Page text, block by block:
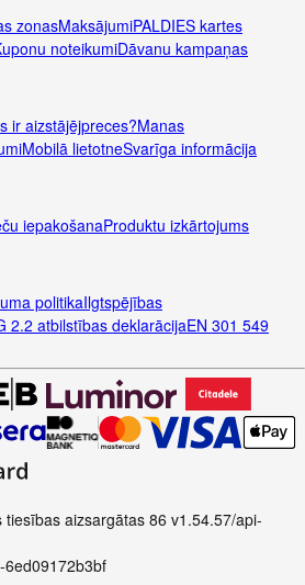
zonasMaksājumiPALDIES kartes
noteikumiDāvanu kampaņas
ir aizstājējpreces?Manas
Mobilā lietotneSvarīga informācija
iepakošanaProduktu izkārtojums
politikaIlgtspējības
2.2 atbilstības deklarācijaEN 301 549
tiesības aizsargātas 86 v1.54.57/api-